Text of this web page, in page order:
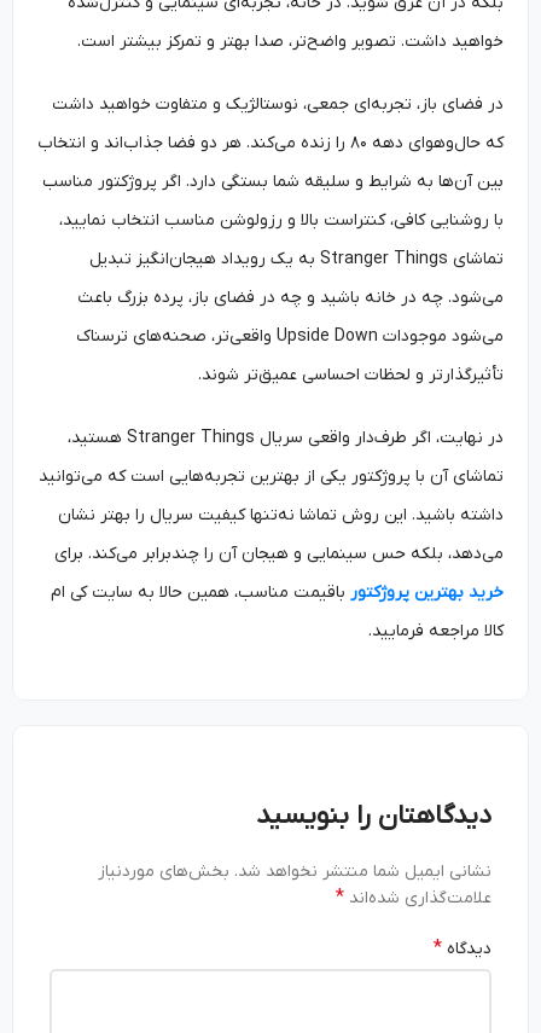
خواهید داشت. تصویر واضح‌تر، صدا بهتر و تمرکز بیشتر است.
در فضای باز، تجربه‌ای جمعی، نوستالژیک و متفاوت خواهید داشت
که حال‌وهوای دهه ۸۰ را زنده می‌کند. هر دو فضا جذاب‌اند و انتخاب
بین آن‌ها به شرایط و سلیقه شما بستگی دارد. اگر پروژکتور مناسب
با روشنایی کافی، کنتراست بالا و رزولوشن مناسب انتخاب نمایید،
تماشای Stranger Things به یک رویداد هیجان‌انگیز تبدیل
می‌شود. چه در خانه باشید و چه در فضای باز، پرده بزرگ باعث
می‌شود موجودات Upside Down واقعی‌تر، صحنه‌های ترسناک
تأثیرگذارتر و لحظات احساسی عمیق‌تر شوند.
در نهایت، اگر طرف‌دار واقعی سریال Stranger Things هستید،
تماشای آن با پروژکتور یکی از بهترین تجربه‌هایی است که می‌توانید
داشته باشید. این روش تماشا نه‌تنها کیفیت سریال را بهتر نشان
می‌دهد، بلکه حس سینمایی و هیجان آن را چندبرابر می‌کند. برای
خرید بهترین پروژکتورباقیمت مناسب، همین حالا به سایت کی ام
کالا مراجعه فرمایید.
دیدگاهتان را بنویسید
نشانی ایمیل شما منتشر نخواهد شد. بخش‌های موردنیاز
علامت‌گذاری شده‌اند*
دیدگاه*